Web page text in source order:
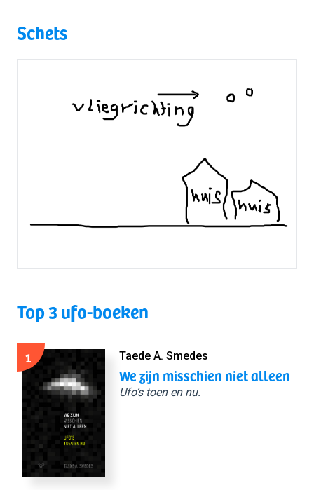
Schets
Top 3 ufo-boeken
1 Taede A. Smedes
We zijn misschien niet alleen
Ufo’s toen en nu.